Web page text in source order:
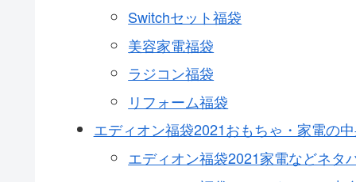
Switchセット福袋
美容家電福袋
ラジコン福袋
リフォーム福袋
エディオン福袋2021おもちゃ・家電の
エディオン福袋2021家電などネタ